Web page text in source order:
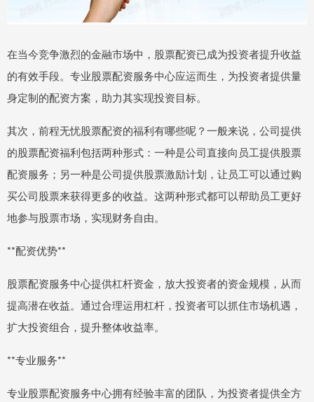
在当今竞争激烈的金融市场中，股票配资已成为投资者提升收益
的有效手段。专业股票配资服务中心应运而生，为投资者提供量
身定制的配资方案，助力其实现投资目标。
其次，前程无忧股票配资的福利有哪些呢？一般来说，公司提供
的股票配资福利包括两种形式：一种是公司直接向员工提供股票
配资服务；另一种是公司提供股票激励计划，让员工可以通过购
买公司股票来获得更多的收益。这两种形式都可以帮助员工更好
地参与股票市场，实现财务自由。
**配资优势**
股票配资服务中心提供杠杆资金，放大投资者的资金规模，从而
提高潜在收益。通过合理运用杠杆，投资者可以抓住市场机遇，
扩大投资组合，提升整体收益率。
**专业服务**
专业股票配资服务中心拥有经验丰富的团队，为投资者提供全方